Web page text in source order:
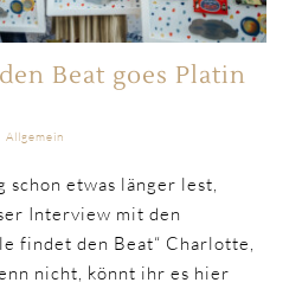
Beat goes Platin
Allgemein
schon etwas länger lest,
Interview mit den
findet den Beat“ Charlotte,
nicht, könnt ihr es hier